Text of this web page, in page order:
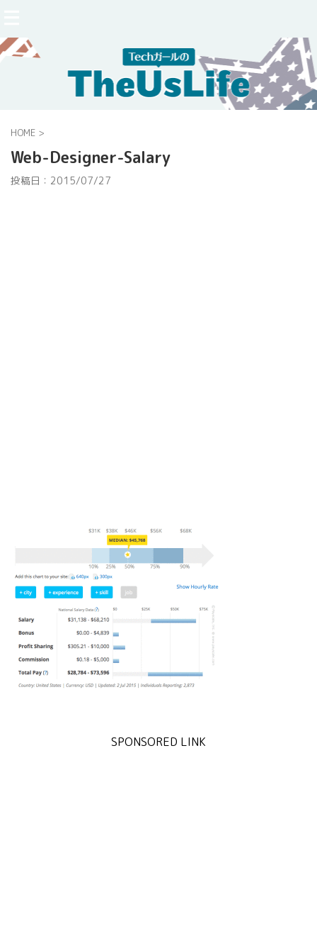
HOME >
Web-Designer-Salary
投稿日： 2015/07/27
SPONSORED LINK